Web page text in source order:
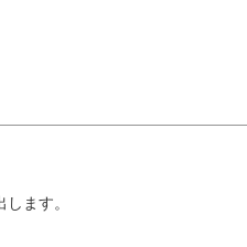
ます。